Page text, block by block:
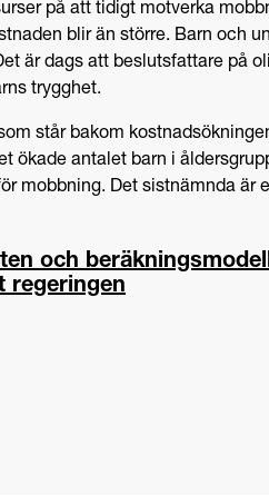
på att tidigt motverka
blir än större. Barn och
är dags att beslutsfattare på
trygghet.
står bakom
ökade antalet barn i
mobbning. Det sistnämnda är
och
regeringen